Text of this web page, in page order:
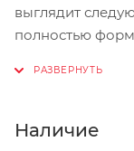
выглядит
полностью
Нажмите кнопку
Наличие